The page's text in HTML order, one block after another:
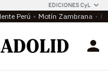
EDICIONES CyL
Perú Motín Zambrana